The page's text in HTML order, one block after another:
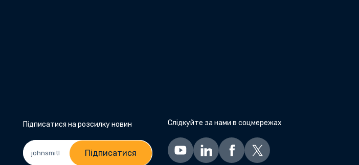
Підписатися на розсилку новин
Підписатися
Слідкуйте за нами в соцмережах